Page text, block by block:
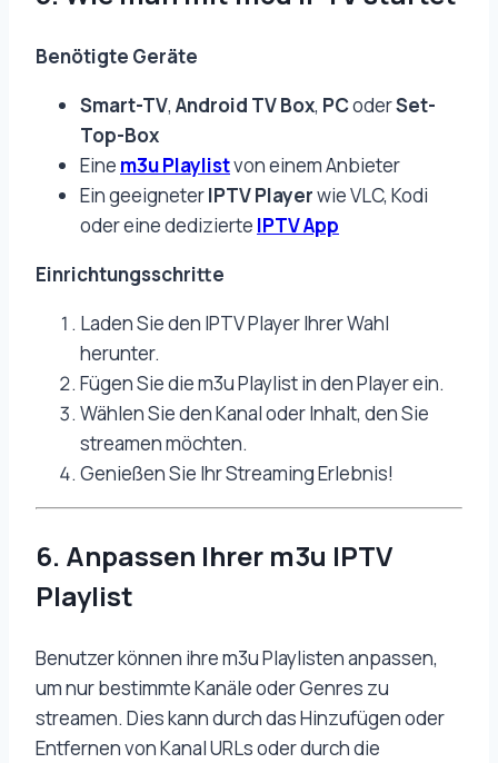
Benötigte Geräte
Smart-TV, Android TV Box, PCoderSet-
Top-Box
Eine m3u Playlistvon einem Anbieter
Ein geeigneterIPTV Playerwie VLC, Kodi
oder eine dedizierte IPTV App
Einrichtungsschritte
Laden Sie den IPTV Player Ihrer Wahl
herunter.
Fügen Sie die m3u Playlist in den Player ein.
Wählen Sie den Kanal oder Inhalt, den Sie
streamen möchten.
Genießen Sie Ihr Streaming Erlebnis!
6. Anpassen Ihrer m3u IPTV
Playlist
Benutzer können ihre m3u Playlisten anpassen,
um nur bestimmte Kanäle oder Genres zu
streamen. Dies kann durch das Hinzufügen oder
Entfernen von Kanal URLs oder durch die